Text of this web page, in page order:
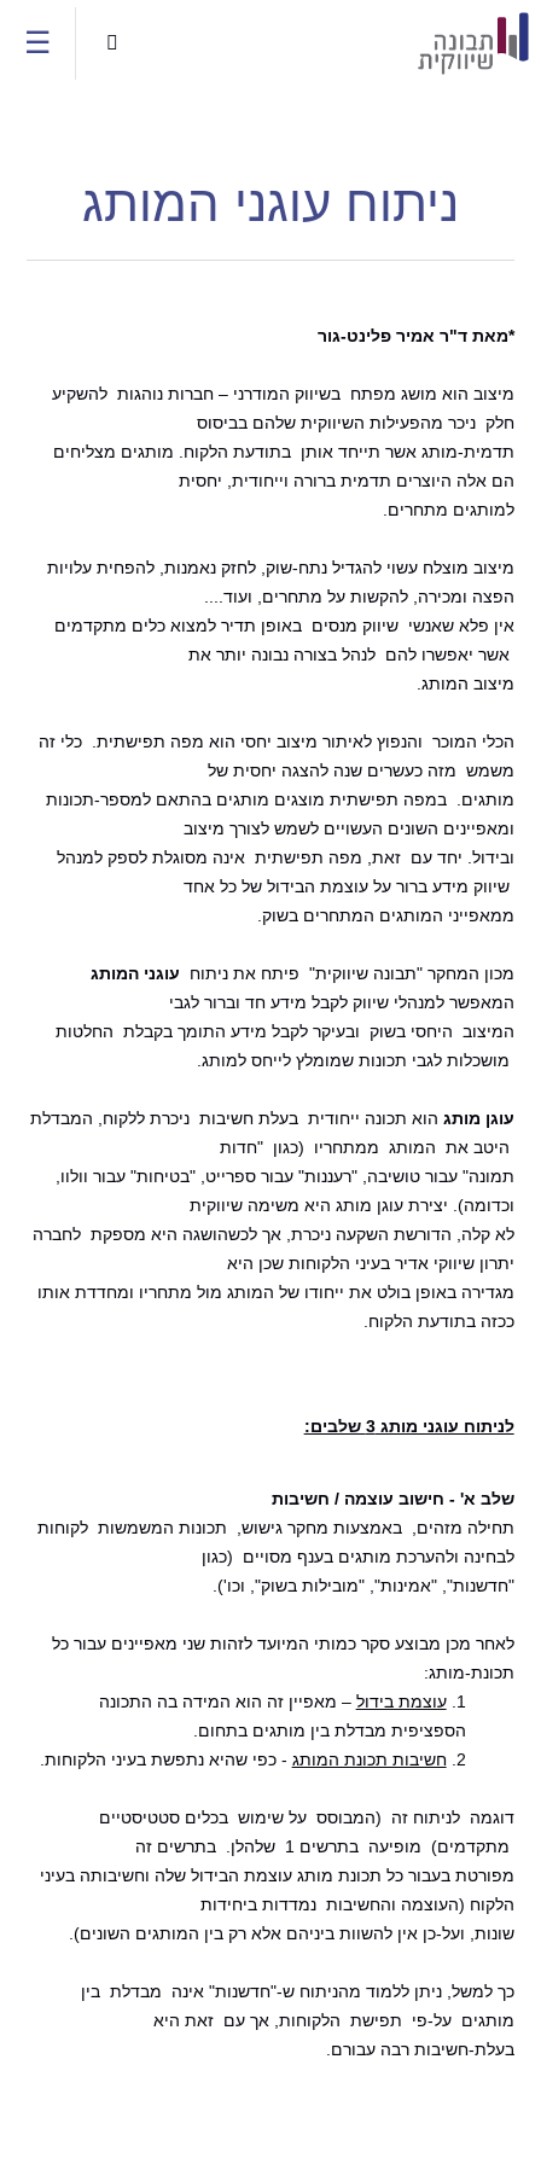
☰ 
ניתוח עוגני המותג
*מאת ד"ר אמיר פלינט-גור
מיצוב הוא מושג מפתח בשיווק המודרני – חברות נוהגות להשקיע
חלק ניכר מהפעילות השיווקית שלהם בביסוס
תדמית-מותג אשר תייחד אותן בתודעת הלקוח. מותגים מצליחים
הם אלה היוצרים תדמית ברורה וייחודית, יחסית
למותגים מתחרים.
מיצוב מוצלח עשוי להגדיל נתח-שוק, לחזק נאמנות, להפחית עלויות
הפצה ומכירה, להקשות על מתחרים, ועוד....
אין פלא שאנשי שיווק מנסים באופן תדיר למצוא כלים מתקדמים
אשר יאפשרו להם לנהל בצורה נבונה יותר את
מיצוב המותג.
הכלי המוכר והנפוץ לאיתור מיצוב יחסי הוא מפה תפישתית. כלי זה
משמש מזה כעשרים שנה להצגה יחסית של
מותגים. במפה תפישתית מוצגים מותגים בהתאם למספר-תכונות
ומאפיינים השונים העשויים לשמש לצורך מיצוב
ובידול. יחד עם זאת, מפה תפישתית אינה מסוגלת לספק למנהל
שיווק מידע ברור על עוצמת הבידול של כל אחד
ממאפייני המותגים המתחרים בשוק.
מכון המחקר "תבונה שיווקית" פיתח את ניתוח עוגני המותג
המאפשר למנהלי שיווק לקבל מידע חד וברור לגבי
המיצוב היחסי בשוק ובעיקר לקבל מידע התומך בקבלת החלטות
מושכלות לגבי תכונות שמומלץ לייחס למותג.
עוגן מותג הוא תכונה ייחודית בעלת חשיבות ניכרת ללקוח, המבדלת
היטב את המותג ממתחריו (כגון "חדות
תמונה" עבור טושיבה, "רעננות" עבור ספרייט, "בטיחות" עבור וולוו,
וכדומה). יצירת עוגן מותג היא משימה שיווקית
לא קלה, הדורשת השקעה ניכרת, אך לכשהושגה היא מספקת לחברה
יתרון שיווקי אדיר בעיני הלקוחות שכן היא
מגדירה באופן בולט את ייחודו של המותג מול מתחריו ומחדדת אותו
ככזה בתודעת הלקוח.
לניתוח עוגני מותג 3 שלבים:
שלב א' - חישוב עוצמה / חשיבות
תחילה מזהים, באמצעות מחקר גישוש, תכונות המשמשות לקוחות
לבחינה ולהערכת מותגים בענף מסויים (כגון
"חדשנות", "אמינות", "מובילות בשוק", וכו').
לאחר מכן מבוצע סקר כמותי המיועד לזהות שני מאפיינים עבור כל
תכונת-מותג:
1. עוצמת בידול – מאפיין זה הוא המידה בה התכונה
הספציפית מבדלת בין מותגים בתחום.
2. חשיבות תכונת המותג - כפי שהיא נתפשת בעיני הלקוחות.
דוגמה לניתוח זה (המבוסס על שימוש בכלים סטטיסטיים
מתקדמים) מופיעה בתרשים 1 שלהלן. בתרשים זה
מפורטת בעבור כל תכונת מותג עוצמת הבידול שלה וחשיבותה בעיני
הלקוח (העוצמה והחשיבות נמדדות ביחידות
שונות, ועל-כן אין להשוות ביניהם אלא רק בין המותגים השונים).
כך למשל, ניתן ללמוד מהניתוח ש-"חדשנות" אינה מבדלת בין
מותגים על-פי תפישת הלקוחות, אך עם זאת היא
בעלת-חשיבות רבה עבורם.